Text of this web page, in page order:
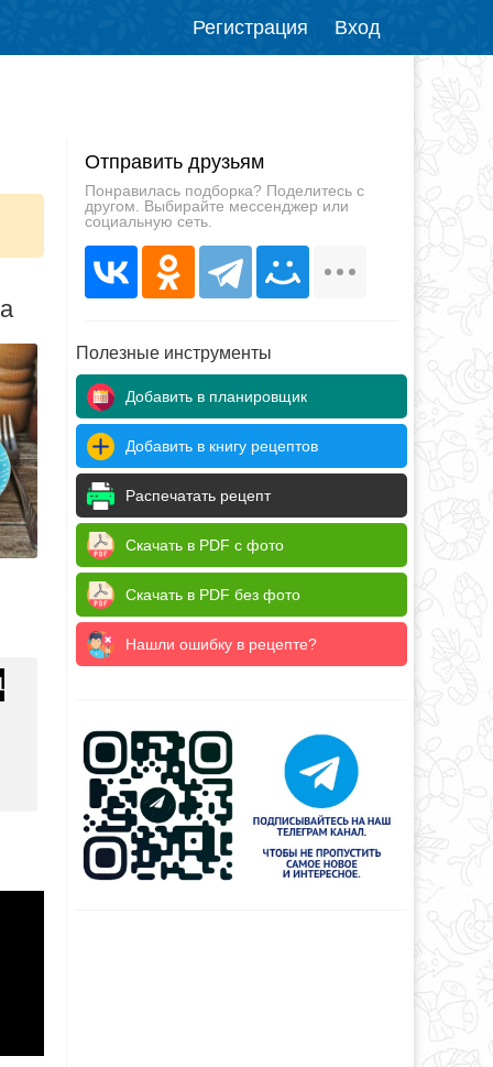
Регистрация Вход
Отправить друзьям
Понравилась подборка? Поделитесь с
другом. Выбирайте мессенджер или
социальную сеть.
Полезные инструменты
Добавить в планировщик
Добавить в книгу рецептов
Распечатать рецепт
Скачать в PDF с фото
Скачать в PDF без фото
Нашли ошибку в рецепте?